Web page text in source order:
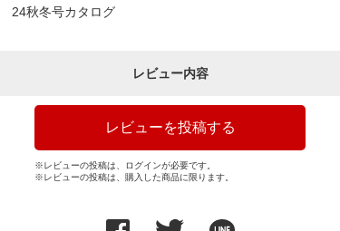
24秋冬号カタログ
レビュー内容
レビューを投稿する
※レビューの投稿は、ログインが必要です。
※レビューの投稿は、購入した商品に限ります。